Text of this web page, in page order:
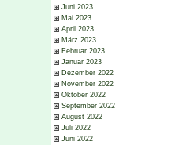
Juni 2023
Mai 2023
April 2023
März 2023
Februar 2023
Januar 2023
Dezember 2022
November 2022
Oktober 2022
September 2022
August 2022
Juli 2022
Juni 2022